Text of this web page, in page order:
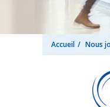
Accueil Nous